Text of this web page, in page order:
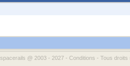
@ 2003 - 2027 - Conditions - Tous droits